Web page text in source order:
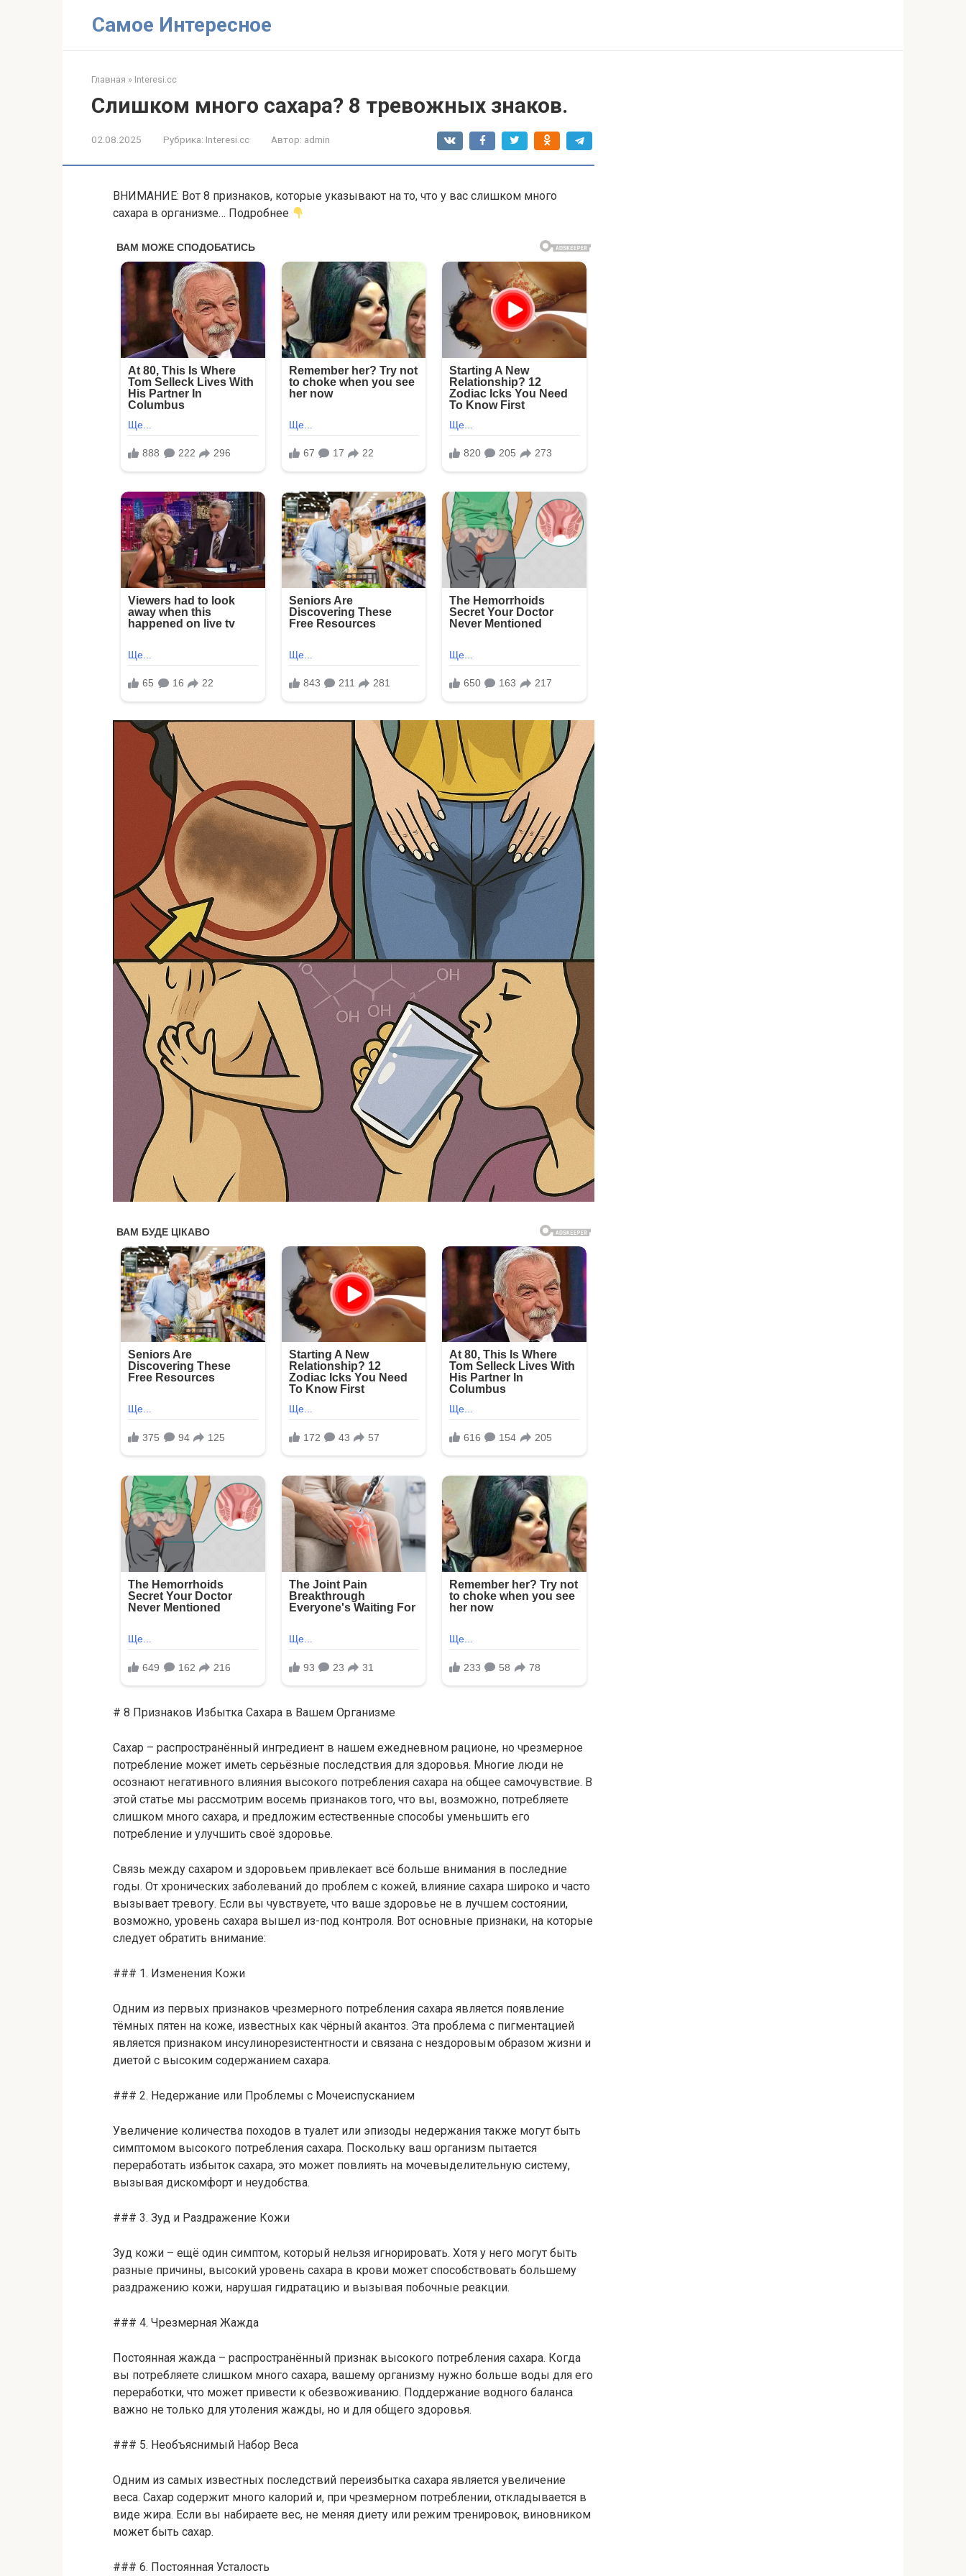
Самое Интересное
Главная » Interesi.cc
Слишком много сахара? 8 тревожных знаков.
02.08.2025 Рубрика: Interesi.cc Автор: admin
ВНИМАНИЕ: Вот 8 признаков, которые указывают на то, что у вас слишком много
сахара в организме… Подробнее
# 8 Признаков Избытка Сахара в Вашем Организме
Сахар – распространённый ингредиент в нашем ежедневном рационе, но чрезмерное
потребление может иметь серьёзные последствия для здоровья. Многие люди не
осознают негативного влияния высокого потребления сахара на общее самочувствие. В
этой статье мы рассмотрим восемь признаков того, что вы, возможно, потребляете
слишком много сахара, и предложим естественные способы уменьшить его
потребление и улучшить своё здоровье.
Связь между сахаром и здоровьем привлекает всё больше внимания в последние
годы. От хронических заболеваний до проблем с кожей, влияние сахара широко и часто
вызывает тревогу. Если вы чувствуете, что ваше здоровье не в лучшем состоянии,
возможно, уровень сахара вышел из-под контроля. Вот основные признаки, на которые
следует обратить внимание:
### 1. Изменения Кожи
Одним из первых признаков чрезмерного потребления сахара является появление
тёмных пятен на коже, известных как чёрный акантоз. Эта проблема с пигментацией
является признаком инсулинорезистентности и связана с нездоровым образом жизни и
диетой с высоким содержанием сахара.
### 2. Недержание или Проблемы с Мочеиспусканием
Увеличение количества походов в туалет или эпизоды недержания также могут быть
симптомом высокого потребления сахара. Поскольку ваш организм пытается
переработать избыток сахара, это может повлиять на мочевыделительную систему,
вызывая дискомфорт и неудобства.
### 3. Зуд и Раздражение Кожи
Зуд кожи – ещё один симптом, который нельзя игнорировать. Хотя у него могут быть
разные причины, высокий уровень сахара в крови может способствовать большему
раздражению кожи, нарушая гидратацию и вызывая побочные реакции.
### 4. Чрезмерная Жажда
Постоянная жажда – распространённый признак высокого потребления сахара. Когда
вы потребляете слишком много сахара, вашему организму нужно больше воды для его
переработки, что может привести к обезвоживанию. Поддержание водного баланса
важно не только для утоления жажды, но и для общего здоровья.
### 5. Необъяснимый Набор Веса
Одним из самых известных последствий переизбытка сахара является увеличение
веса. Сахар содержит много калорий и, при чрезмерном потреблении, откладывается в
виде жира. Если вы набираете вес, не меняя диету или режим тренировок, виновником
может быть сахар.
### 6. Постоянная Усталость